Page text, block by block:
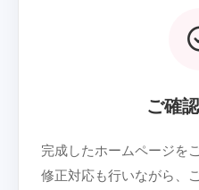
ご確
完成したホームページを
修正対応も行いながら、